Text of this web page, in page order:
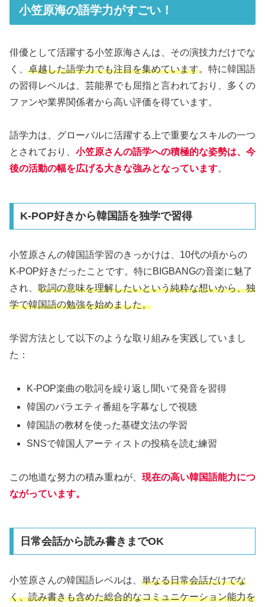
小笠原海の語学力がすごい！
俳優として活躍する小笠原海さんは、その演技力だけでな
く、 卓越した語学力でも注目を集めています。特に韓国語
の習得レベルは、芸能界でも屈指と言われており、多くの
ファンや業界関係者から高い評価を得ています。
語学力は、グローバルに活躍する上で重要なスキルの一つ
とされており、 小笠原さんの語学への積極的な姿勢は、今
後の活動の幅を広げる大きな強みとなっています。
K-POP好きから韓国語を独学で習得
小笠原さんの韓国語学習のきっかけは、10代の頃からの
K-POP好きだったことです。特にBIGBANGの音楽に魅了
され、 歌詞の意味を理解したいという純粋な想いから、独
学で韓国語の勉強を始めました。
学習方法として以下のような取り組みを実践していまし
た：
K-POP楽曲の歌詞を繰り返し聞いて発音を習得
韓国のバラエティ番組を字幕なしで視聴
韓国語の教材を使った基礎文法の学習
SNSで韓国人アーティストの投稿を読む練習
この地道な努力の積み重ねが、 現在の高い韓国語能力につ
ながっています。
日常会話から読み書きまでOK
小笠原さんの韓国語レベルは、 単なる日常会話だけでな
く、読み書きも含めた総合的なコミュニケーション能力を